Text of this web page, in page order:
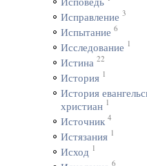
Исправление 3
Испытание 6
Исследование 1
Истина 22
История 1
История
христиан 1
Источник 4
Истязания 1
Исход 1
6